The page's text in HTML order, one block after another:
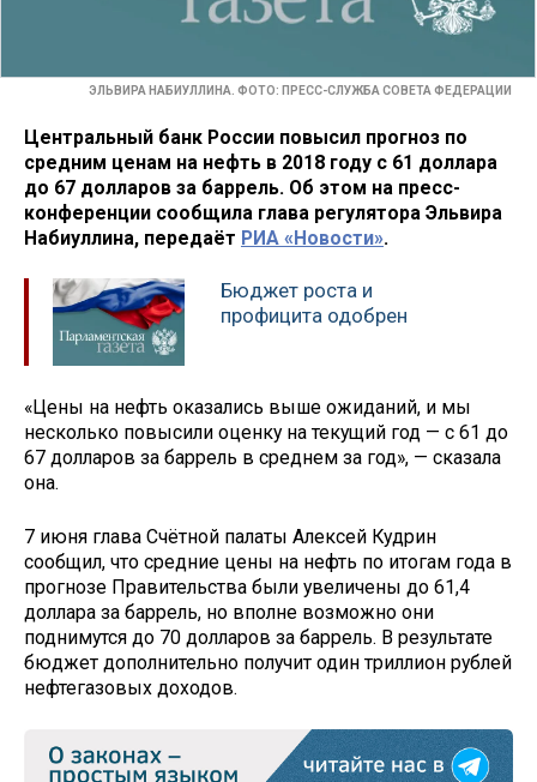
ЭЛЬВИРА НАБИУЛЛИНА. ФОТО: ПРЕСС-СЛУЖБА СОВЕТА ФЕДЕРАЦИИ
Центральный банк России повысил прогноз по
средним ценам на нефть в 2018 году с 61 доллара
до 67 долларов за баррель. Об этом на пресс-
конференции сообщила глава регулятора Эльвира
Набиуллина, передаёт РИА «Новости».
Бюджет роста и
профицита одобрен
«Цены на нефть оказались выше ожиданий, и мы
несколько повысили оценку на текущий год — с 61 до
67 долларов за баррель в среднем за год», — сказала
она.
7 июня глава Счётной палаты Алексей Кудрин
сообщил, что средние цены на нефть по итогам года в
прогнозе Правительства были увеличены до 61,4
доллара за баррель, но вполне возможно они
поднимутся до 70 долларов за баррель. В результате
бюджет дополнительно получит один триллион рублей
нефтегазовых доходов.